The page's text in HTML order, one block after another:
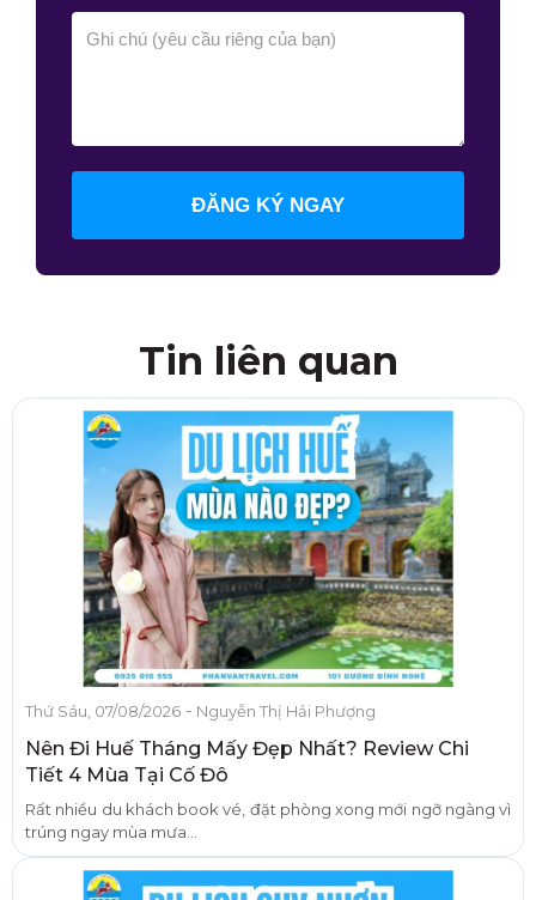
ĐĂNG KÝ NGAY
Tin liên quan
Thứ Sáu, 07/08/2026 - Nguyễn Thị Hải Phượng
Nên Đi Huế Tháng Mấy Đẹp Nhất? Review Chi
Tiết 4 Mùa Tại Cố Đô
Rất nhiều du khách book vé, đặt phòng xong mới ngỡ ngàng vì
trúng ngay mùa mưa...